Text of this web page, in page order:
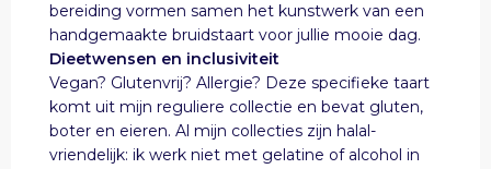
bereiding vormen samen het kunstwerk van een
handgemaakte bruidstaart voor jullie mooie dag.
Dieetwensen en inclusiviteit
Vegan? Glutenvrij? Allergie? Deze specifieke taart
komt uit mijn reguliere collectie en bevat gluten,
boter en eieren. Al mijn collecties zijn halal-
vriendelijk: ik werk niet met gelatine of alcohol in